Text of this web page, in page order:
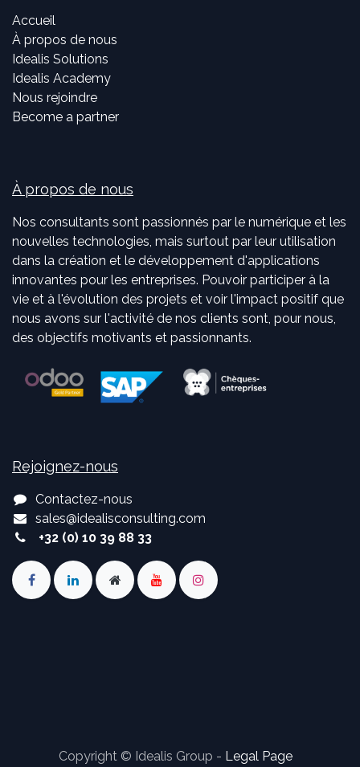
Accueil
À propos de nous
Idealis Solutions
Idealis Academy
Nous rejoindre
Become a partner
À propos de nous
Nos consultants sont passionnés par le numérique et les
nouvelles technologies, mais surtout par leur utilisation
dans la création et le développement d'applications
innovantes pour les entreprises. Pouvoir participer à la
vie et à l'évolution des projets et voir l'impact positif que
nous avons sur l'activité de nos clients sont, pour nous,
des objectifs motivants et passionnants.
Rejoignez-nous
Contactez-nous
sales@idealisconsulting.com
+32 (0) 10 39 88 33
Copyright © Idealis Group - Legal Page